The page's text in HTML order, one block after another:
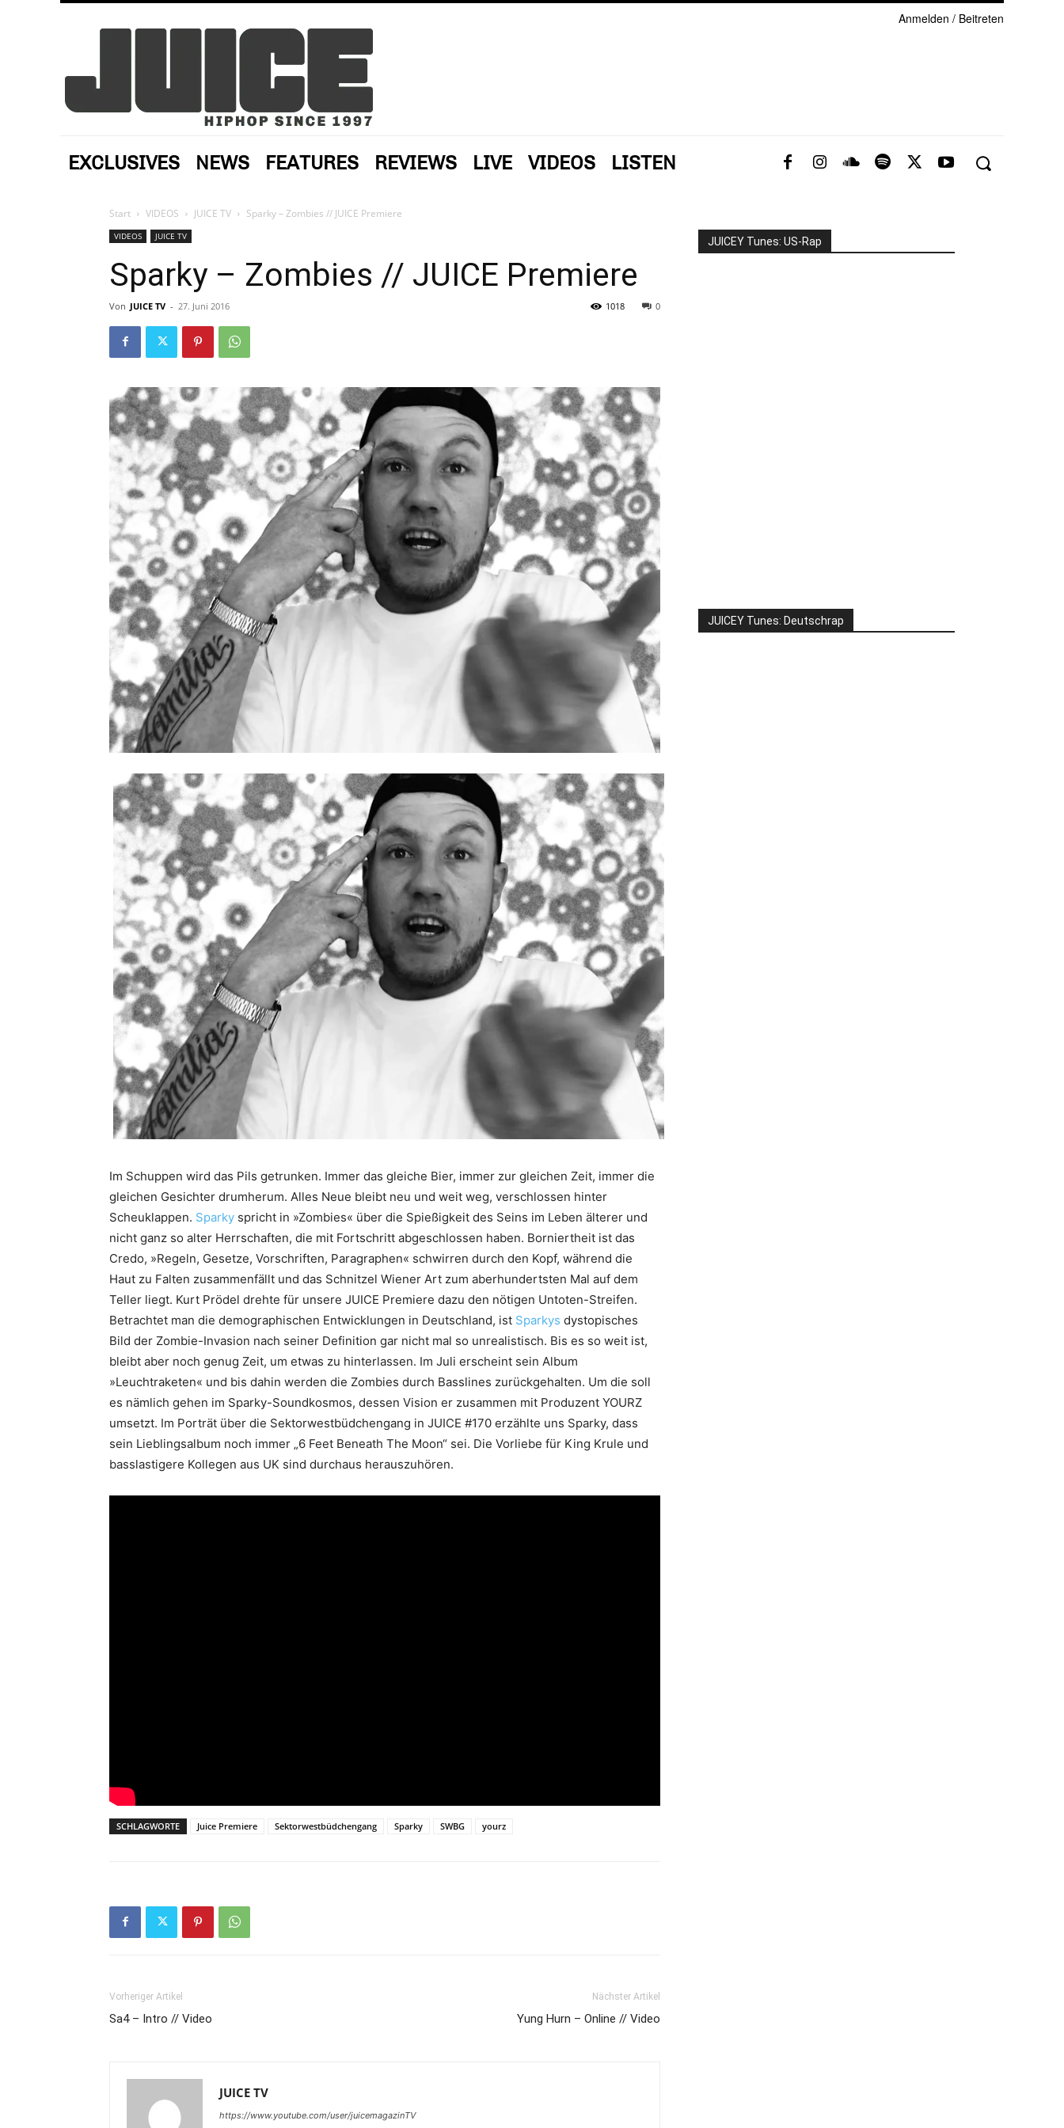
Anmelden / Beitreten
EXCLUSIVES NEWS FEATURES REVIEWS LIVE VIDEOS LISTEN
Start VIDEOS JUICE TV Sparky – Zombies // JUICE Premiere
VIDEOS JUICE TV
Sparky – Zombies // JUICE Premiere
Von JUICE TV - 27. Juni 2016 0
1018
Im Schuppen wird das Pils getrunken. Immer das gleiche Bier, immer zur gleichen Zeit, immer die
gleichen Gesichter drumherum. Alles Neue bleibt neu und weit weg, verschlossen hinter
Scheuklappen. Sparky spricht in »Zombies« über die Spießigkeit des Seins im Leben älterer und
nicht ganz so alter Herrschaften, die mit Fortschritt abgeschlossen haben. Borniertheit ist das
Credo, »Regeln, Gesetze, Vorschriften, Paragraphen« schwirren durch den Kopf, während die
Haut zu Falten zusammenfällt und das Schnitzel Wiener Art zum aberhundertsten Mal auf dem
Teller liegt. Kurt Prödel drehte für unsere JUICE Premiere dazu den nötigen Untoten-Streifen.
Betrachtet man die demographischen Entwicklungen in Deutschland, ist Sparkys dystopisches
Bild der Zombie-Invasion nach seiner Definition gar nicht mal so unrealistisch. Bis es so weit ist,
bleibt aber noch genug Zeit, um etwas zu hinterlassen. Im Juli erscheint sein Album
»Leuchtraketen« und bis dahin werden die Zombies durch Basslines zurückgehalten. Um die soll
es nämlich gehen im Sparky-Soundkosmos, dessen Vision er zusammen mit Produzent YOURZ
umsetzt. Im Porträt über die Sektorwestbüdchengang in JUICE #170 erzählte uns Sparky, dass
sein Lieblingsalbum noch immer „6 Feet Beneath The Moon“ sei. Die Vorliebe für King Krule und
basslastigere Kollegen aus UK sind durchaus herauszuhören.
SCHLAGWORTE Juice Premiere Sektorwestbüdchengang Sparky SWBG yourz
Vorheriger Artikel
Sa4 – Intro // Video
Nächster Artikel
Yung Hurn – Online // Video
JUICE TV
https://www.youtube.com/user/juicemagazinTV
JUICEY Tunes: US-Rap
JUICEY Tunes: Deutschrap